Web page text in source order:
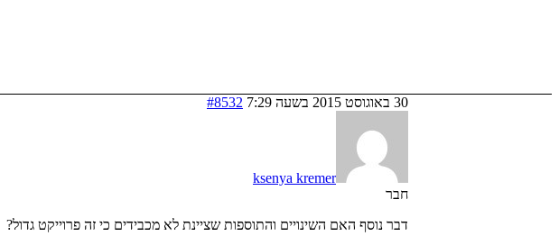
30 באוגוסט 2015 בשעה 7:29 #8532
ksenya kremer
חבר
דבר נוסף האם השינויים והתוספות שציינת לא מכבידים כי זה פרוייקט גדול?